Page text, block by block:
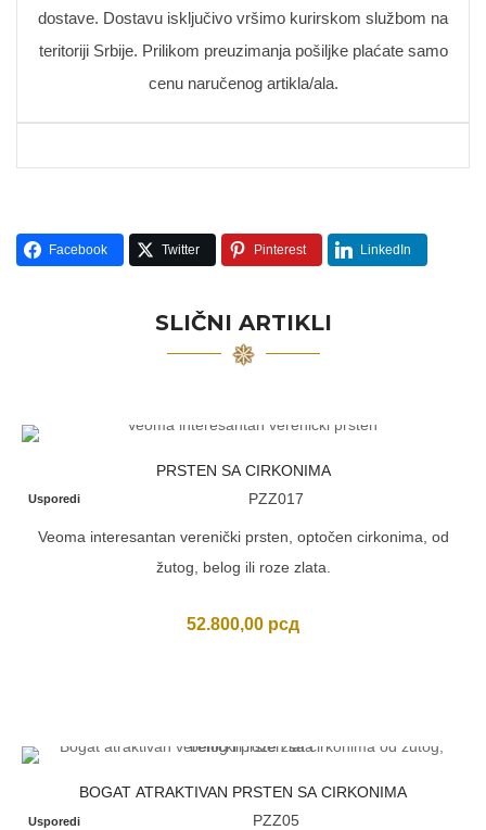
dostave. Dostavu isključivo vršimo kurirskom službom na
teritoriji Srbije. Prilikom preuzimanja pošiljke plaćate samo
cenu naručenog artikla/ala.
Facebook Twitter Pinterest LinkedIn
SLIČNI ARTIKLI
PRSTEN SA CIRKONIMA
Usporedi PZZ017
Veoma interesantan verenički prsten, optočen cirkonima, od
žutog, belog ili roze zlata.
52.800,00 рсд
BOGAT ATRAKTIVAN PRSTEN SA CIRKONIMA
Usporedi PZZ05